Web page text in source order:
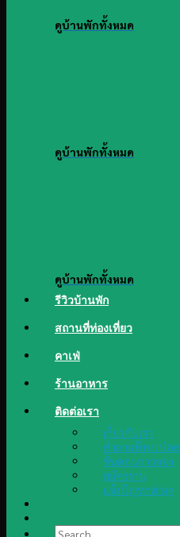
ดูบ้านพักทั้งหมด
ดูบ้านพักทั้งหมด
ดูบ้านพักทั้งหมด
รีวิวบ้านพัก
สถานที่ท่องเที่ยว
คาเฟ่
ร้านอาหาร
ติดต่อเรา
เกี่ยวกับเรา
คำถามที่พบบ่อย
ขั้นตอนการจอง
สมัครงาน
แจ้งปัญหาต่างๆ
Search